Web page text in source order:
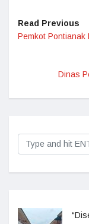
Read Previous
Pemkot Pontianak
Dinas